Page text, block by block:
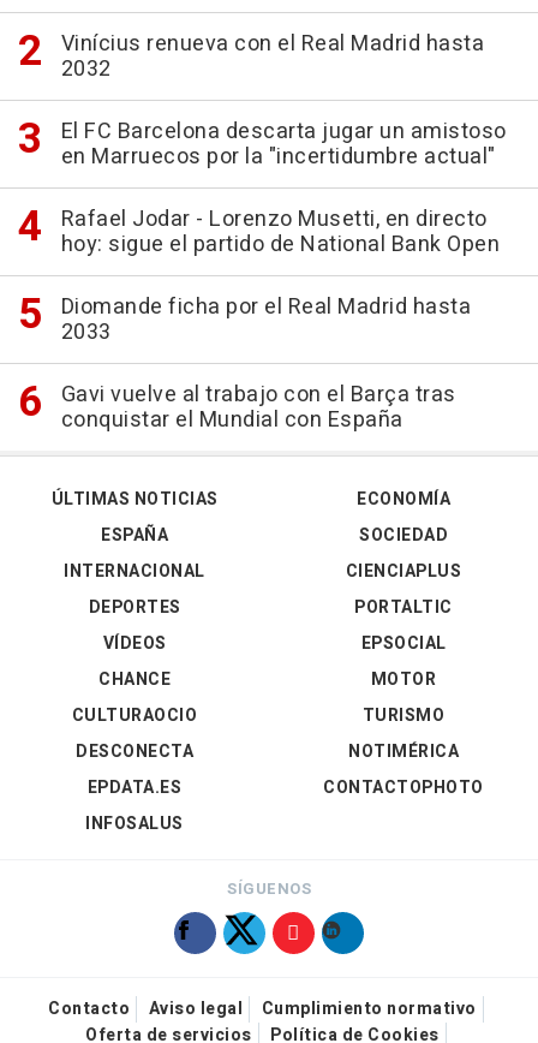
Vinícius renueva con el Real Madrid hasta
2032
El FC Barcelona descarta jugar un amistoso
en Marruecos por la "incertidumbre actual"
Rafael Jodar - Lorenzo Musetti, en directo
hoy: sigue el partido de National Bank Open
Diomande ficha por el Real Madrid hasta
2033
Gavi vuelve al trabajo con el Barça tras
conquistar el Mundial con España
ÚLTIMAS NOTICIAS
ESPAÑA
INTERNACIONAL
DEPORTES
VÍDEOS
ECONOMÍA
SOCIEDAD
CIENCIAPLUS
PORTALTIC
EPSOCIAL
CHANCE
CULTURAOCIO
DESCONECTA
EPDATA.ES
INFOSALUS
MOTOR
TURISMO
NOTIMÉRICA
CONTACTOPHOTO
SÍGUENOS
Contacto Aviso legal
Cumplimiento normativo
Oferta de servicios
Política de Cookies